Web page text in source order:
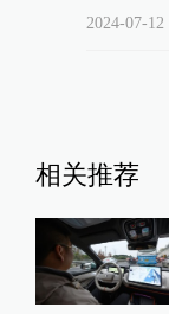
2024-07-12
相关推荐